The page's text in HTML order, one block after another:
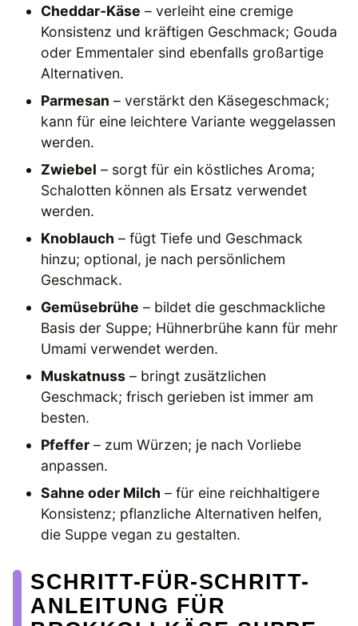
Cheddar-Käse – verleiht eine cremige
Konsistenz und kräftigen Geschmack; Gouda
oder Emmentaler sind ebenfalls großartige
Alternativen.
Parmesan – verstärkt den Käsegeschmack;
kann für eine leichtere Variante weggelassen
werden.
Zwiebel – sorgt für ein köstliches Aroma;
Schalotten können als Ersatz verwendet
werden.
Knoblauch – fügt Tiefe und Geschmack
hinzu; optional, je nach persönlichem
Geschmack.
Gemüsebrühe – bildet die geschmackliche
Basis der Suppe; Hühnerbrühe kann für mehr
Umami verwendet werden.
Muskatnuss – bringt zusätzlichen
Geschmack; frisch gerieben ist immer am
besten.
Pfeffer – zum Würzen; je nach Vorliebe
anpassen.
Sahne oder Milch – für eine reichhaltigere
Konsistenz; pflanzliche Alternativen helfen,
die Suppe vegan zu gestalten.
SCHRITT-FÜR-SCHRITT-
ANLEITUNG FÜR